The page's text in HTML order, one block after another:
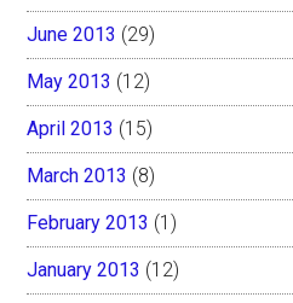
June 2013 (29)
May 2013 (12)
April 2013 (15)
March 2013 (8)
February 2013 (1)
January 2013 (12)